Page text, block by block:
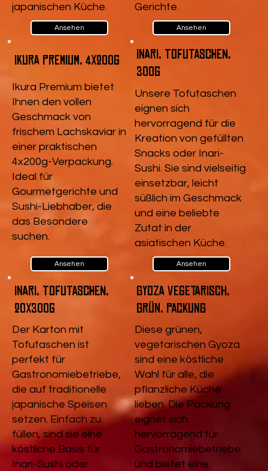
japanischen Küche.
Ansehen
Gerichte.
Ansehen
Ikura Premium, 4x200g
Ikura Premium bietet
Ihnen den vollen
Geschmack von
frischem Lachskaviar in
einer praktischen
4x200g-Verpackung.
Ideal für
Gourmetgerichte und
Sushi-Liebhaber, die
das Besondere
suchen.
Ansehen
Inari, Tofutaschen,
300g
Unsere Tofutaschen
eignen sich
hervorragend für die
Kreation von gefüllten
Snacks oder Inari-
Sushi. Sie sind vielseitig
einsetzbar, leicht
süßlich im Geschmack
und eine beliebte
Zutat in der
asiatischen Küche.
Ansehen
Inari, Tofutaschen,
20x300g
Der Karton mit
Tofutaschen ist
perfekt für
Gastronomiebetriebe,
die auf traditionelle
japanische Speisen
setzen. Einfach zu
füllen, sind sie eine
köstliche Basis für
Inari-Sushi oder
Gyoza vegetarisch,
Grün, Packung
Diese grünen,
vegetarischen Gyoza
sind eine köstliche
Wahl für alle, die
pflanzliche Küche
lieben. Die Packung
eignet sich
hervorragend für
Gastronomiebetriebe
und bietet eine